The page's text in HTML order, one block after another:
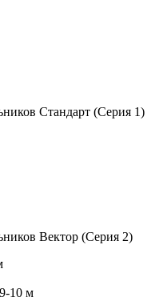
Стандарт (Серия 1)
Вектор (Серия 2)
10 м